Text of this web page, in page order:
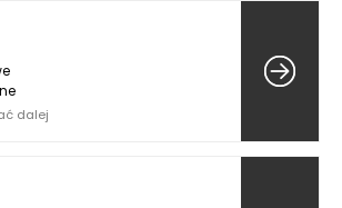
dalej